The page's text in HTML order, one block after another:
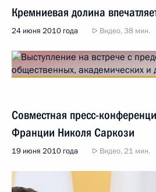
Кремниевая долина
24 июня 2010 года Видео, 38 мин.
Совместная пресс-
Франции Николя Саркози
19 июня 2010 года Видео, 21 мин.